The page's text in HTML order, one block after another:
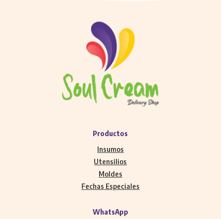
Productos
Insumos
Utensilios
Moldes
Fechas Especiales
WhatsApp